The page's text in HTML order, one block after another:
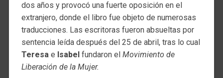
dos años y provocó una fuerte oposición en el
extranjero, donde el libro fue objeto de numerosas
traducciones. Las escritoras fueron absueltas por
sentencia leída después del 25 de abril, tras lo cual
Teresae Isabel fundaron el Movimiento de
Liberación de la Mujer.